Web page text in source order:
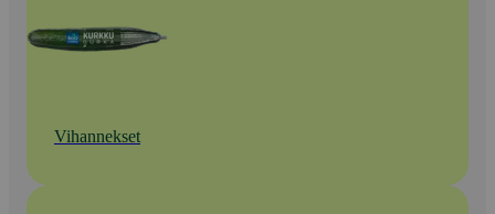
Vihannekset